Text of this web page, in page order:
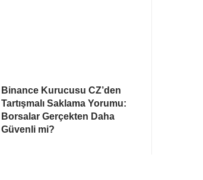
Binance Kurucusu CZ’den
Tartışmalı Saklama Yorumu:
Borsalar Gerçekten Daha
Güvenli mi?